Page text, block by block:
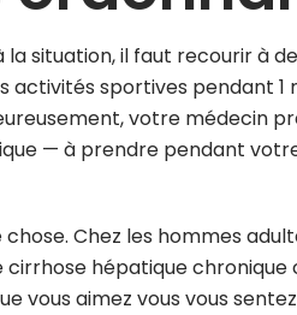
situation, il faut recourir à
activités sportives pendant 1
votre médecin
— à prendre pendant
Chez les hommes
cirrhose hépatique chronique
vous aimez vous vous